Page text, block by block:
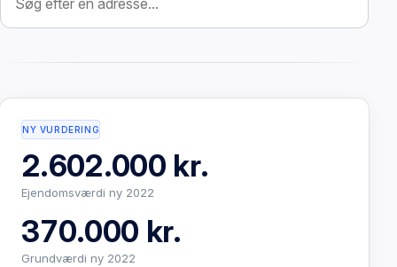
NY VURDERING
2.602.000 kr.
Ejendomsværdi ny 2022
370.000 kr.
Grundværdi ny 2022